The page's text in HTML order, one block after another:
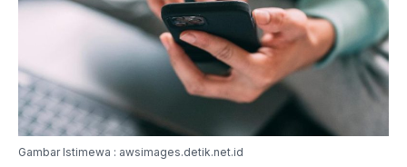
Gambar Istimewa : awsimages.detik.net.id